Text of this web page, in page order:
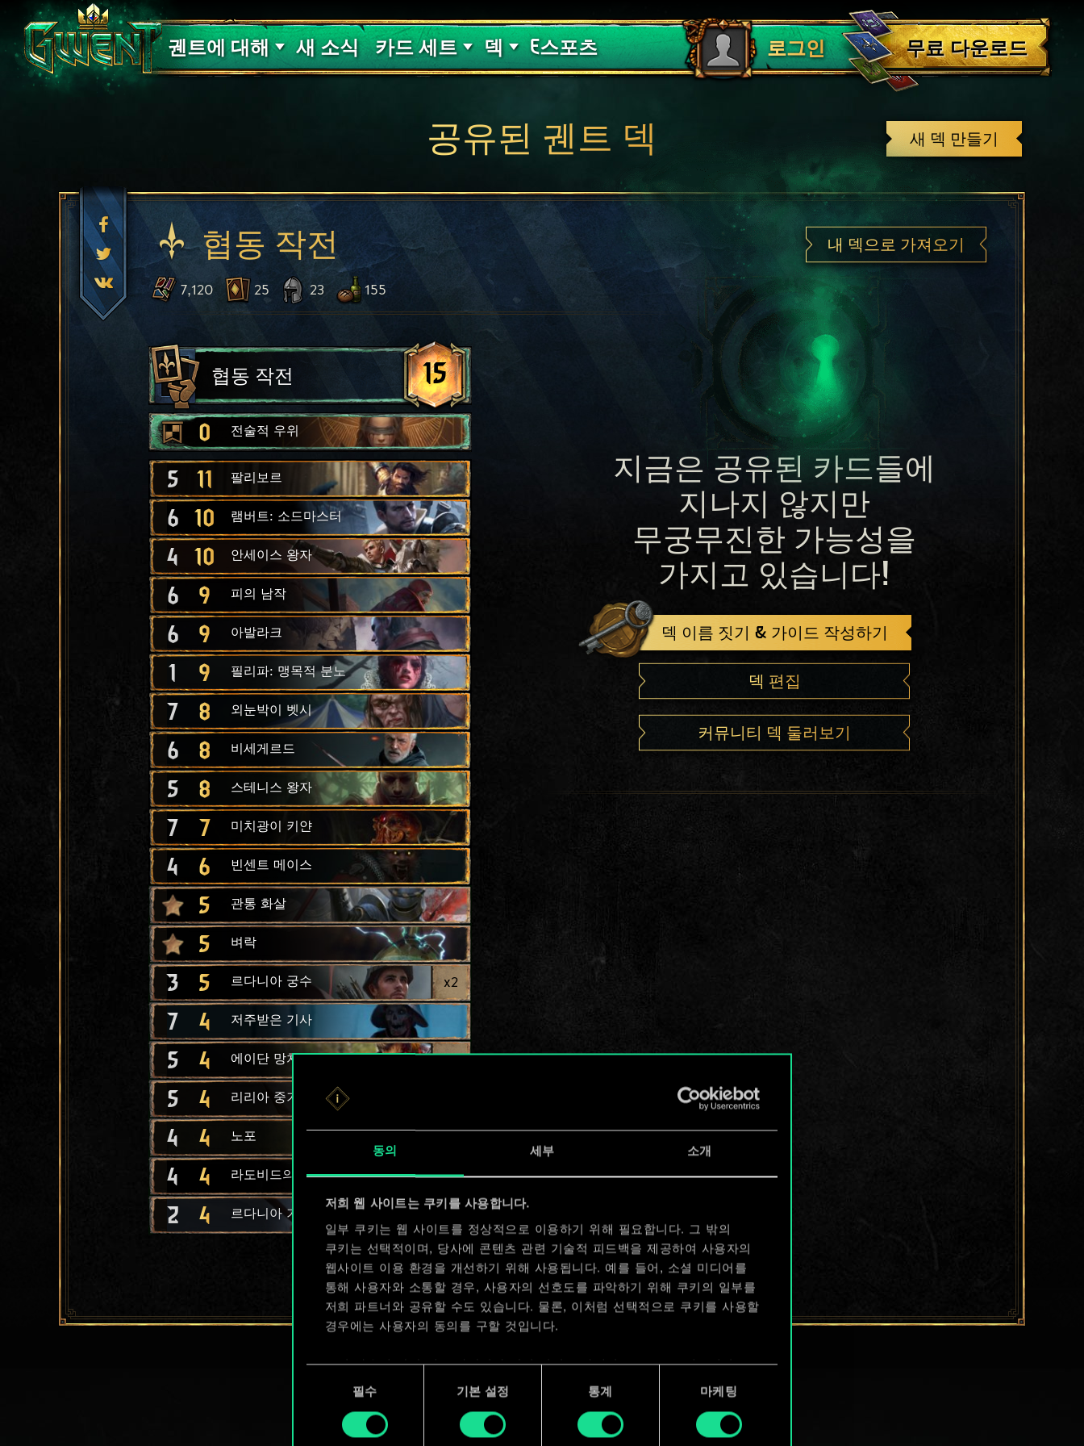
동의 세부 소개
저희 웹 사이트는 쿠키를 사용합니다.
일부 쿠키는 웹 사이트를 정상적으로 이용하기 위해 필요합니다. 그 밖의
쿠키는 선택적이며, 당사에 콘텐츠 관련 기술적 피드백을 제공하여 사용자의
웹사이트 이용 환경을 개선하기 위해 사용됩니다. 예를 들어, 소셜 미디어를
통해 사용자와 소통할 경우, 사용자의 선호도를 파악하기 위해 쿠키의 일부를
저희 파트너와 공유할 수도 있습니다. 물론, 이처럼 선택적으로 쿠키를 사용할
경우에는 사용자의 동의를 구할 것입니다.
쿠키 사용에 관한 세부 사항이나 관련 설정은 아래의 "Settings" 메뉴에서
확인할 수 있습니다.
필수 기본 설정 통계 마케팅
궨트에 대해
고객 지원
새 소식 카드 세트
핏빛 저주
덱
덱 가이드
E스포츠 로그인
로그아웃
무료 다운로드
새 덱 만들기
공유된 궨트 덱
협동 작전 내 덱으로 가져오기
7,120 25 23 155
협동 작전 15
0 전술적 우위
5 11 팔리보르
6 10 램버트: 소드마스터
4 10 안세이스 왕자
6 9 피의 남작
6 9 아발라크
1 9 필리파: 맹목적 분노
7 8 외눈박이 벳시
6 8 비세게르드
5 8 스테니스 왕자
7 7 미치광이 키얀
4 6 빈센트 메이스
5 관통 화살
5 벼락
3 5 르다니아 궁수 x2
7 4 저주받은 기사
5 4 에이단 망치전사 x2
5 4 리리아 중기병
4 4 노포
4 4 라도비드의 근위병 x2
2 4 르다니아 기사
지금은 공유된 카드들에
지나지 않지만
무궁무진한 가능성을
가지고 있습니다!
덱 이름 짓기 & 가이드 작성하기
덱 편집
커뮤니티 덱 둘러보기